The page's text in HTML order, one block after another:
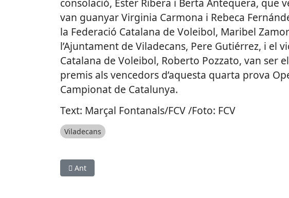
consolació, Ester Ribera i Berta Antequera, que
van guanyar Virginia Carmona i Rebeca
la Federació Catalana de Voleibol, Maribel
l’Ajuntament de Viladecans, Pere Gutiérrez, i el
Catalana de Voleibol, Roberto Pozzato, van ser
premis als vencedors d’aquesta quarta prova
Campionat de Catalunya.
Text: Marçal Fontanals/FCV /Foto: FCV
Viladecans
Article anterior: Pepe Oriola i Dani Comas assoleixen nous èxits
Ant